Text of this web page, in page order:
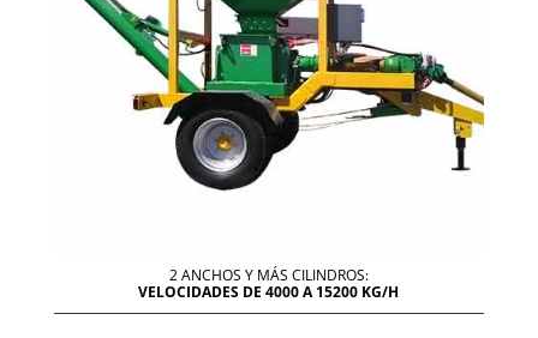
2 ANCHOS Y MÁS CILINDROS:
VELOCIDADES DE 4000 A 15200 KG/H